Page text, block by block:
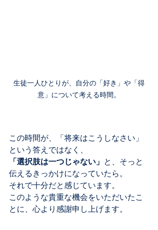
生徒一人ひとりが、自分の「好き」や「得
意」について考える時間。
この時間が、「将来はこうしなさい」
という答えではなく、
「選択肢は一つじゃない」 と、そっと
伝えるきっかけになっていたら。
それで十分だと感じています。
このような貴重な機会をいただいたこ
とに、心より感謝申し上げます。